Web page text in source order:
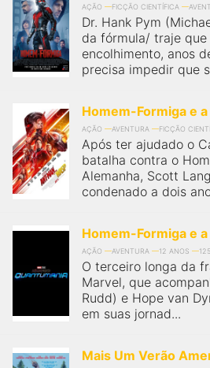
AÇÃO FICÇÃO CIENTÍFICA
Dr. Hank Pym
da fórmula/ traje
encolhimento, anos
precisa impedir que
Homem-Formiga e
AÇÃO AVENTURA FICÇÃO
Após ter ajudado o
batalha contra o
Alemanha, Scott
condenado a dois
Homem-Formiga e
AÇÃO AVENTURA 12 ANOS
O terceiro longa da
Marvel, que
Rudd) e Hope van
em suas jornad...
Mais Um Verão